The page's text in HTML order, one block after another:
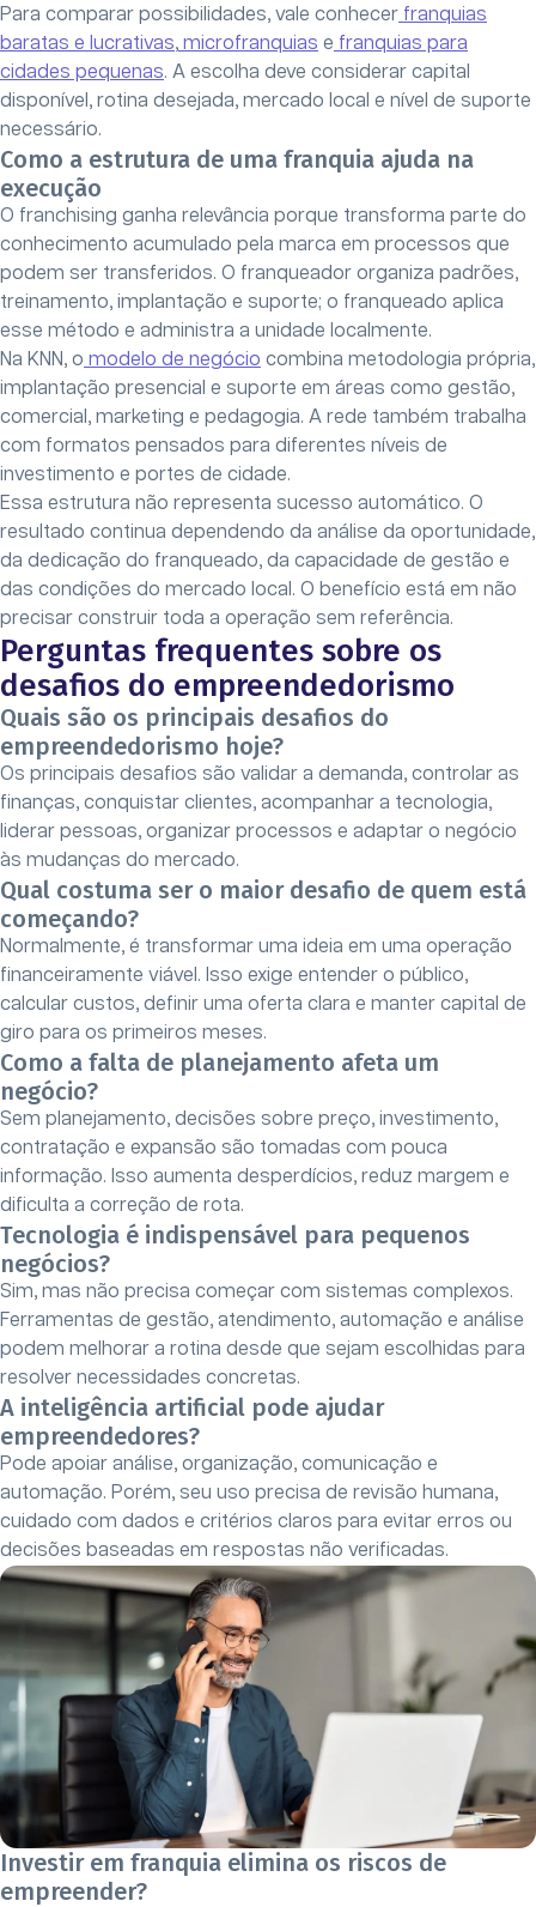
Para comparar possibilidades, vale conhecer franquias
baratas e lucrativas, microfranquias e franquias para
cidades pequenas. A escolha deve considerar capital
disponível, rotina desejada, mercado local e nível de suporte
necessário.
Como a estrutura de uma franquia ajuda na
execução
O franchising ganha relevância porque transforma parte do
conhecimento acumulado pela marca em processos que
podem ser transferidos. O franqueador organiza padrões,
treinamento, implantação e suporte; o franqueado aplica
esse método e administra a unidade localmente.
Na KNN, o modelo de negócio combina metodologia própria,
implantação presencial e suporte em áreas como gestão,
comercial, marketing e pedagogia. A rede também trabalha
com formatos pensados para diferentes níveis de
investimento e portes de cidade.
Essa estrutura não representa sucesso automático. O
resultado continua dependendo da análise da oportunidade,
da dedicação do franqueado, da capacidade de gestão e
das condições do mercado local. O benefício está em não
precisar construir toda a operação sem referência.
Perguntas frequentes sobre os
desafios do empreendedorismo
Quais são os principais desafios do
empreendedorismo hoje?
Os principais desafios são validar a demanda, controlar as
finanças, conquistar clientes, acompanhar a tecnologia,
liderar pessoas, organizar processos e adaptar o negócio
às mudanças do mercado.
Qual costuma ser o maior desafio de quem está
começando?
Normalmente, é transformar uma ideia em uma operação
financeiramente viável. Isso exige entender o público,
calcular custos, definir uma oferta clara e manter capital de
giro para os primeiros meses.
Como a falta de planejamento afeta um
negócio?
Sem planejamento, decisões sobre preço, investimento,
contratação e expansão são tomadas com pouca
informação. Isso aumenta desperdícios, reduz margem e
dificulta a correção de rota.
Tecnologia é indispensável para pequenos
negócios?
Sim, mas não precisa começar com sistemas complexos.
Ferramentas de gestão, atendimento, automação e análise
podem melhorar a rotina desde que sejam escolhidas para
resolver necessidades concretas.
A inteligência artificial pode ajudar
empreendedores?
Pode apoiar análise, organização, comunicação e
automação. Porém, seu uso precisa de revisão humana,
cuidado com dados e critérios claros para evitar erros ou
decisões baseadas em respostas não verificadas.
Investir em franquia elimina os riscos de
empreender?